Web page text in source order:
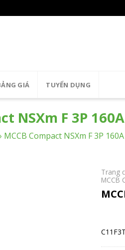
GIÁ TUYỂN DỤNG
NSXm F 3P 160A
MCCB Compact NSXm F 3P 160A
Trang
MCCB